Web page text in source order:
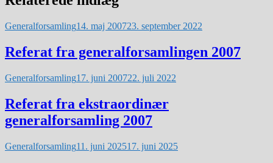
Generalforsamling14. maj 200723. september 2022
Referat fra generalforsamlingen 2007
Generalforsamling17. juni 200722. juli 2022
Referat fra ekstraordinær
generalforsamling 2007
Generalforsamling11. juni 202517. juni 2025